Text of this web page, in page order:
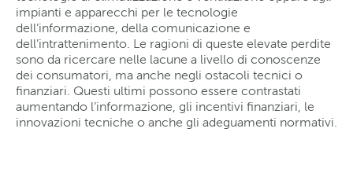
impianti e apparecchi per le tecnologie
dell’informazione, della comunicazione e
dell’intrattenimento. Le ragioni di queste elevate perdite
sono da ricercare nelle lacune a livello di conoscenze
dei consumatori, ma anche negli ostacoli tecnici o
finanziari. Questi ultimi possono essere contrastati
aumentando l’informazione, gli incentivi finanziari, le
innovazioni tecniche o anche gli adeguamenti normativi.